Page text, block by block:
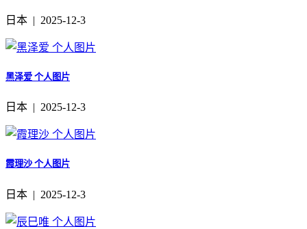
日本 | 2025-12-3
黑泽爱 个人图片
日本 | 2025-12-3
霞理沙 个人图片
日本 | 2025-12-3